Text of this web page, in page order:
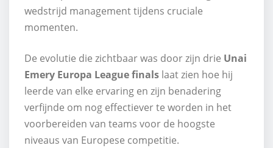
wedstrijd management tijdens cruciale
momenten.
De evolutie die zichtbaar was door zijn drie Unai
Emery Europa League finals laat zien hoe hij
leerde van elke ervaring en zijn benadering
verfijnde om nog effectiever te worden in het
voorbereiden van teams voor de hoogste
niveaus van Europese competitie.